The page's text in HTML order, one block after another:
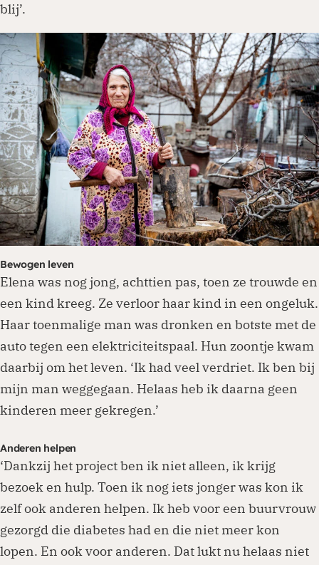
blij’.
Bewogen leven
Elena was nog jong, achttien pas, toen ze trouwde en
een kind kreeg. Ze verloor haar kind in een ongeluk.
Haar toenmalige man was dronken en botste met de
auto tegen een elektriciteitspaal. Hun zoontje kwam
daarbij om het leven. ‘Ik had veel verdriet. Ik ben bij
mijn man weggegaan. Helaas heb ik daarna geen
kinderen meer gekregen.’
Anderen helpen
‘Dankzij het project ben ik niet alleen, ik krijg
bezoek en hulp. Toen ik nog iets jonger was kon ik
zelf ook anderen helpen. Ik heb voor een buurvrouw
gezorgd die diabetes had en die niet meer kon
lopen. En ook voor anderen. Dat lukt nu helaas niet